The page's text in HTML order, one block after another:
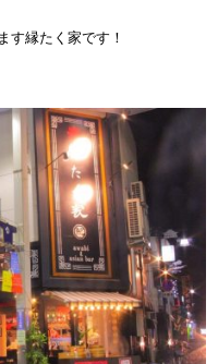
す縁たく家です！